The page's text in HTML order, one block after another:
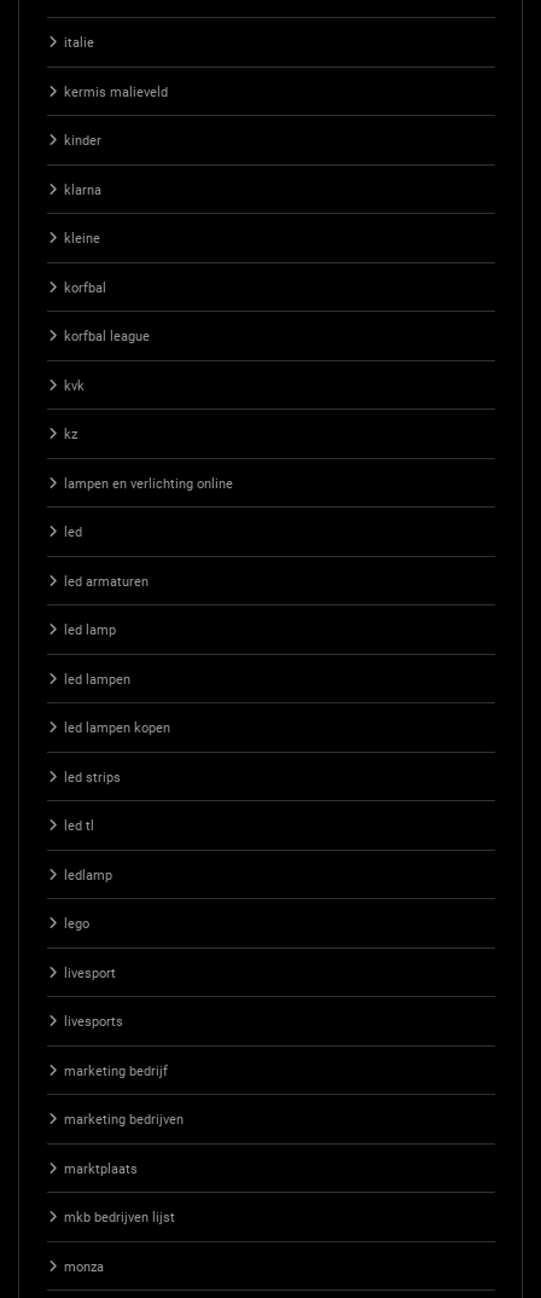
italie
kermis malieveld
kinder
klarna
kleine
korfbal
korfbal league
kvk
kz
lampen en verlichting online
led
led armaturen
led lamp
led lampen
led lampen kopen
led strips
led tl
ledlamp
lego
livesport
livesports
marketing bedrijf
marketing bedrijven
marktplaats
mkb bedrijven lijst
monza